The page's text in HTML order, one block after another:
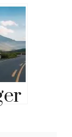
: